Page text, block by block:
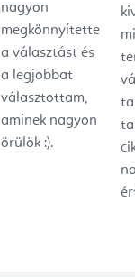
nagyon
megkönnyítette
a választást és
a legjobbat
választottam,
aminek nagyon
örülök :).